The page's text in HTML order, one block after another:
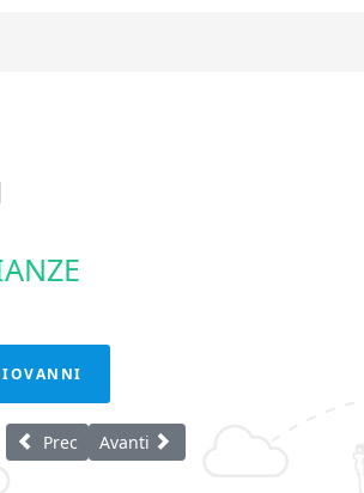
Articolo precedente: Zurigo
Prec Articolo successivo: Rheineck
Avanti